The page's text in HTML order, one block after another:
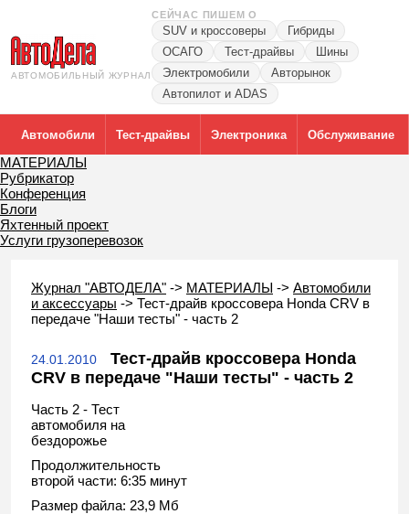
АВТОМОБИЛЬНЫЙ ЖУРНАЛ
СЕЙЧАС ПИШЕМ О
SUV и кроссоверы
Гибриды
ОСАГО
Тест-драйвы
Шины
Электромобили
Авторынок
Автопилот и ADAS
Автомобили Тест-драйвы Электроника Обслуживание
МАТЕРИАЛЫ
Рубрикатор
Конференция
Блоги
Яхтенный проект
Услуги грузоперевозок
Журнал "АВТОДЕЛА" -> МАТЕРИАЛЫ -> Автомобили
и аксессуары -> Тест-драйв кроссовера Honda CRV в
передаче "Наши тесты" - часть 2
24.01.2010
Тест-драйв кроссовера Honda
CRV в передаче "Наши тесты" - часть 2
Часть 2 - Тест
автомобиля на
бездорожье
Продолжительность
второй части: 6:35 минут
Размер файла: 23,9 Мб